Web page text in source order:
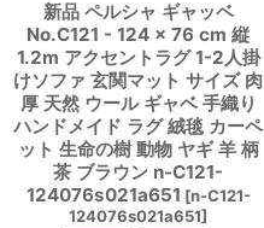
新品 ペルシャ ギャッベ
No.C121 - 124 × 76 cm 縦
1.2m アクセントラグ 1-2人掛
けソファ 玄関マット サイズ 肉
厚 天然 ウール ギャベ 手織り
ハンドメイド ラグ 絨毯 カーペ
ット 生命の樹 動物 ヤギ 羊 柄
茶 ブラウン n-C121-
124076s021a651 [n-C121-
124076s021a651]